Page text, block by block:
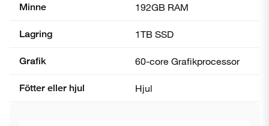
Minne 192GB RAM
Lagring 1TB SSD
Grafik 60-core Grafik­processor
Fötter eller hjul Hjul